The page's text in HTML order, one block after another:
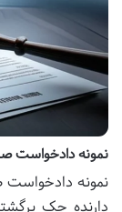
نمونه دادخواست
نمونه دادخواست
دارنده چک